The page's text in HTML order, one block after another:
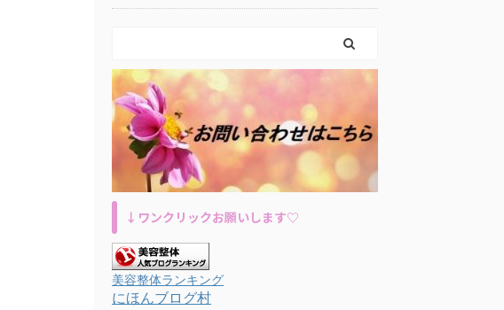
↓ワンクリックお願いします♡
美容整体ランキング
にほんブログ村